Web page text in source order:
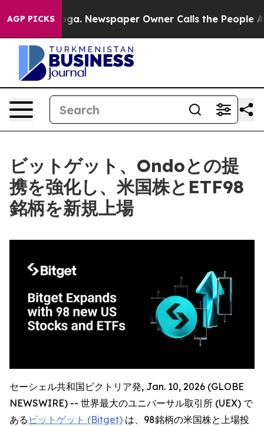
AGP PICKSNewspaper Owner Calls the People
ビットゲット、Ondoとの提
携を強化し、米国株とETF98
銘柄を新規上場
セーシェル共和国ビクトリア発, Jan. 10, 2026 (GLOBE
NEWSWIRE) -- 世界最大のユニバーサル取引所 (UEX) で
ある ビットゲット (Bitget) は、98銘柄の米国株と上場投